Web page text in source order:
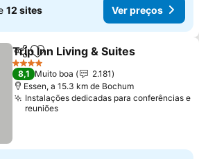
12 sites Ver preços
PartilharAdicionar aos favoritos
Trip Inn Living & Suites
4 Estrelas
8,1 Muito boa
2.181
Essen, a 15.3 km de Bochum
Instalações dedicadas para conferências e
reuniões